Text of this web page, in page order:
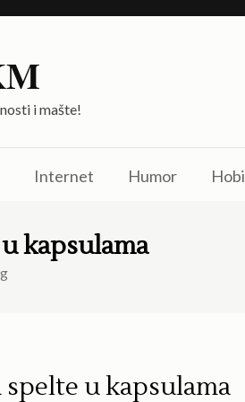
i mašte!
Internet Humor Hobi
kapsulama
u kapsulama